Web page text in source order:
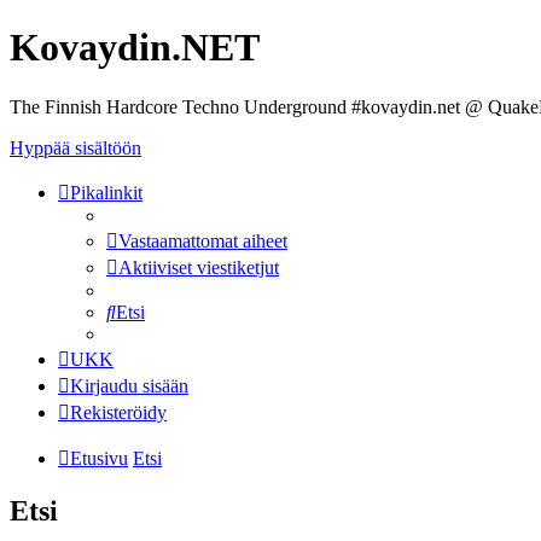
Kovaydin.NET
The Finnish Hardcore Techno Underground #kovaydin.net @
Hyppää sisältöön
Pikalinkit
Vastaamattomat aiheet
Aktiiviset viestiketjut
Etsi
UKK
Kirjaudu sisään
Rekisteröidy
Etusivu Etsi
Etsi